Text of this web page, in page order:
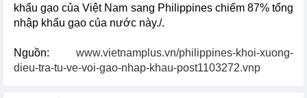
khẩu gạo của Việt Nam sang Philippines chiếm 87% tổng
nhập khẩu gạo của nước này./.
Nguồn: www.vietnamplus.vn/philippines-khoi-xuong-
dieu-tra-tu-ve-voi-gao-nhap-khau-post1103272.vnp